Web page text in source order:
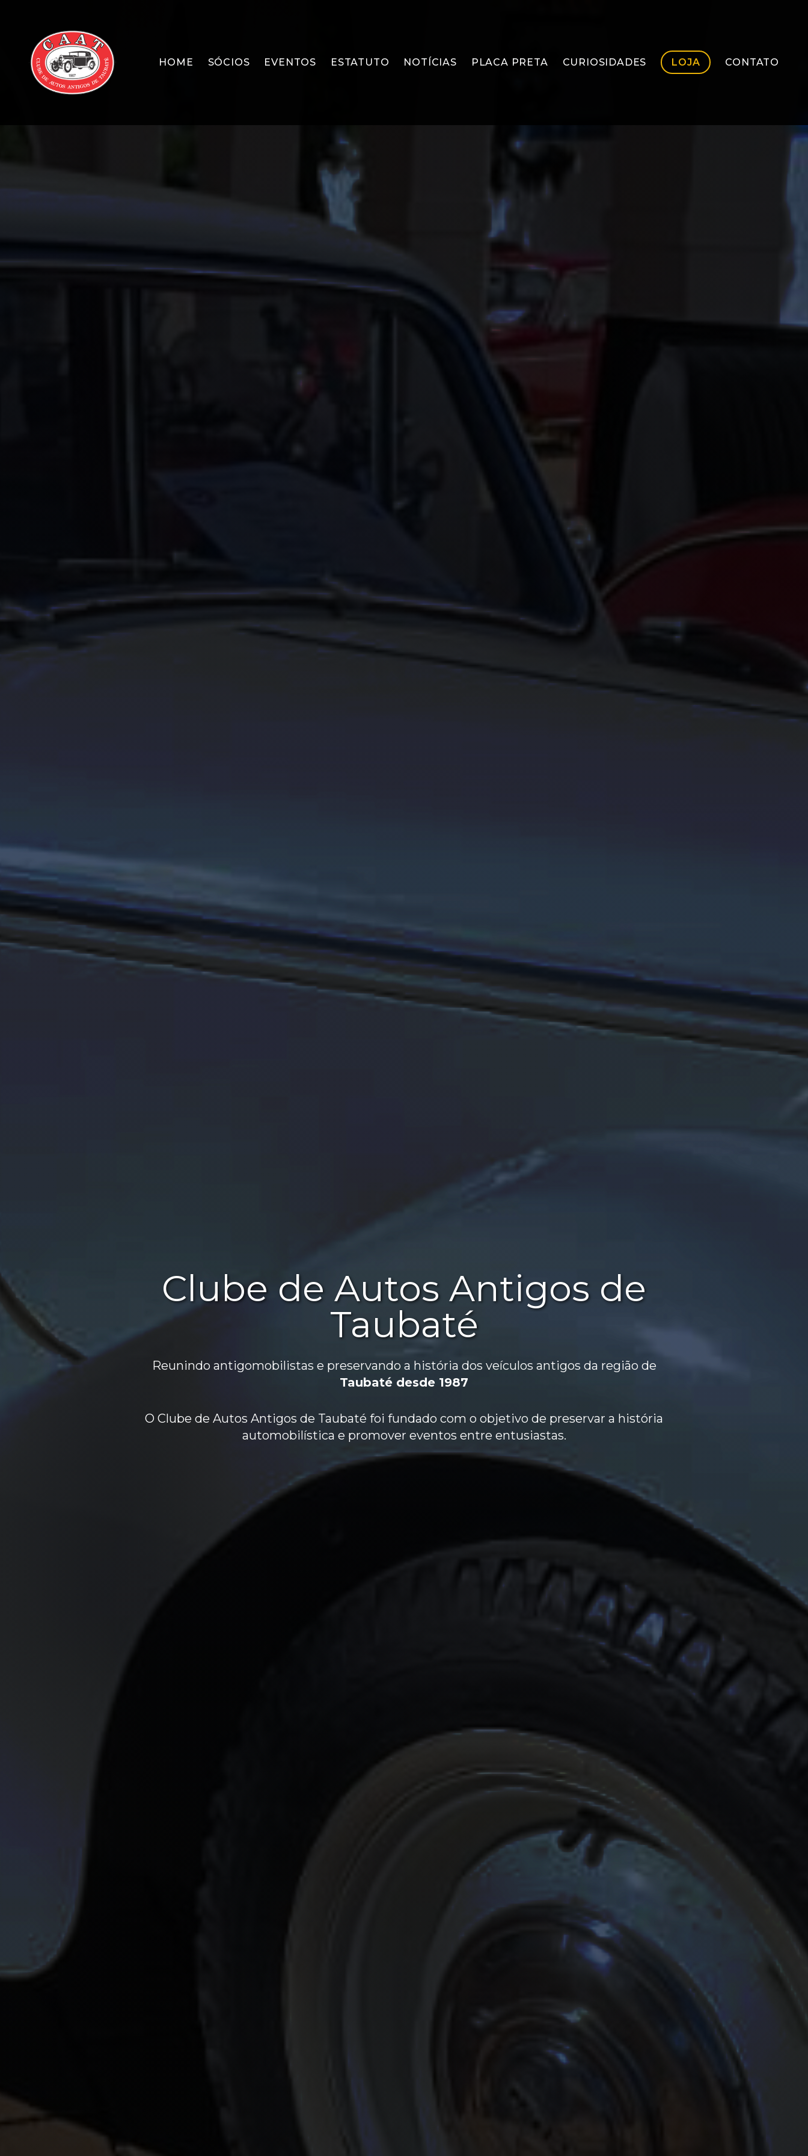
HOME SÓCIOS EVENTOS ESTATUTO NOTÍCIAS PLACA PRETA CURIOSIDADES LOJA CONTATO
Clube de Autos Antigos de
Taubaté
Reunindo antigomobilistas e preservando a história dos veículos antigos da região de
Taubaté desde 1987
O Clube de Autos Antigos de Taubaté foi fundado com o objetivo de preservar a história
automobilística e promover eventos entre entusiastas.